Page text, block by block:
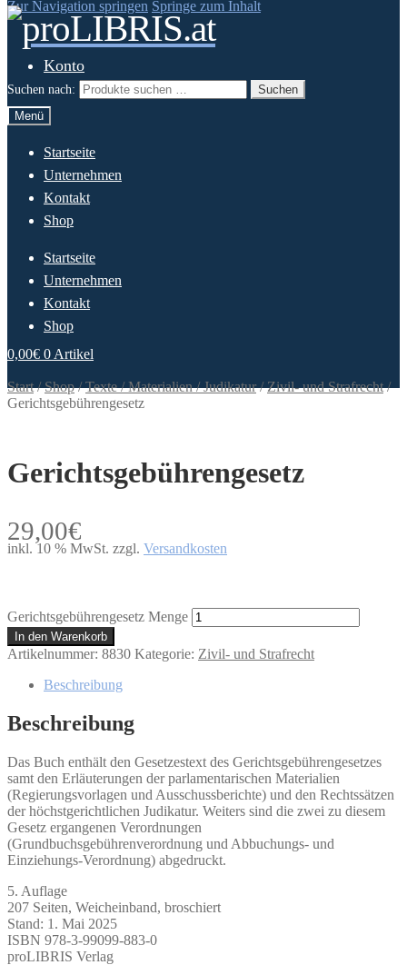
Zur Navigation springen Springe zum Inhalt
Konto
Suchen nach:
Suchen
Menü
Startseite
Unternehmen
Kontakt
Shop
Startseite
Unternehmen
Kontakt
Shop
0,00€ 0 Artikel
Start/Shop/Texte / Materialien / Judikatur/Zivil- und Strafrecht/
Gerichtsgebührengesetz
Gerichtsgebührengesetz
29,00€
inkl. 10 % MwSt. zzgl. Versandkosten
Gerichtsgebührengesetz Menge
In den Warenkorb
Artikelnummer: 8830 Kategorie: Zivil- und Strafrecht
Beschreibung
Beschreibung
Das Buch enthält den Gesetzestext des Gerichtsgebührengesetzes
samt den Erläuterungen der parlamentarischen Materialien
(Regierungsvorlagen und Ausschussberichte) und den Rechtssätzen
der höchstgerichtlichen Judikatur. Weiters sind die zwei zu diesem
Gesetz ergangenen Verordnungen
(Grundbuchsgebührenverordnung und Abbuchungs- und
Einziehungs-Verordnung) abgedruckt.
5. Auflage
207 Seiten, Weicheinband, broschiert
Stand: 1. Mai 2025
ISBN 978-3-99099-883-0
proLIBRIS Verlag